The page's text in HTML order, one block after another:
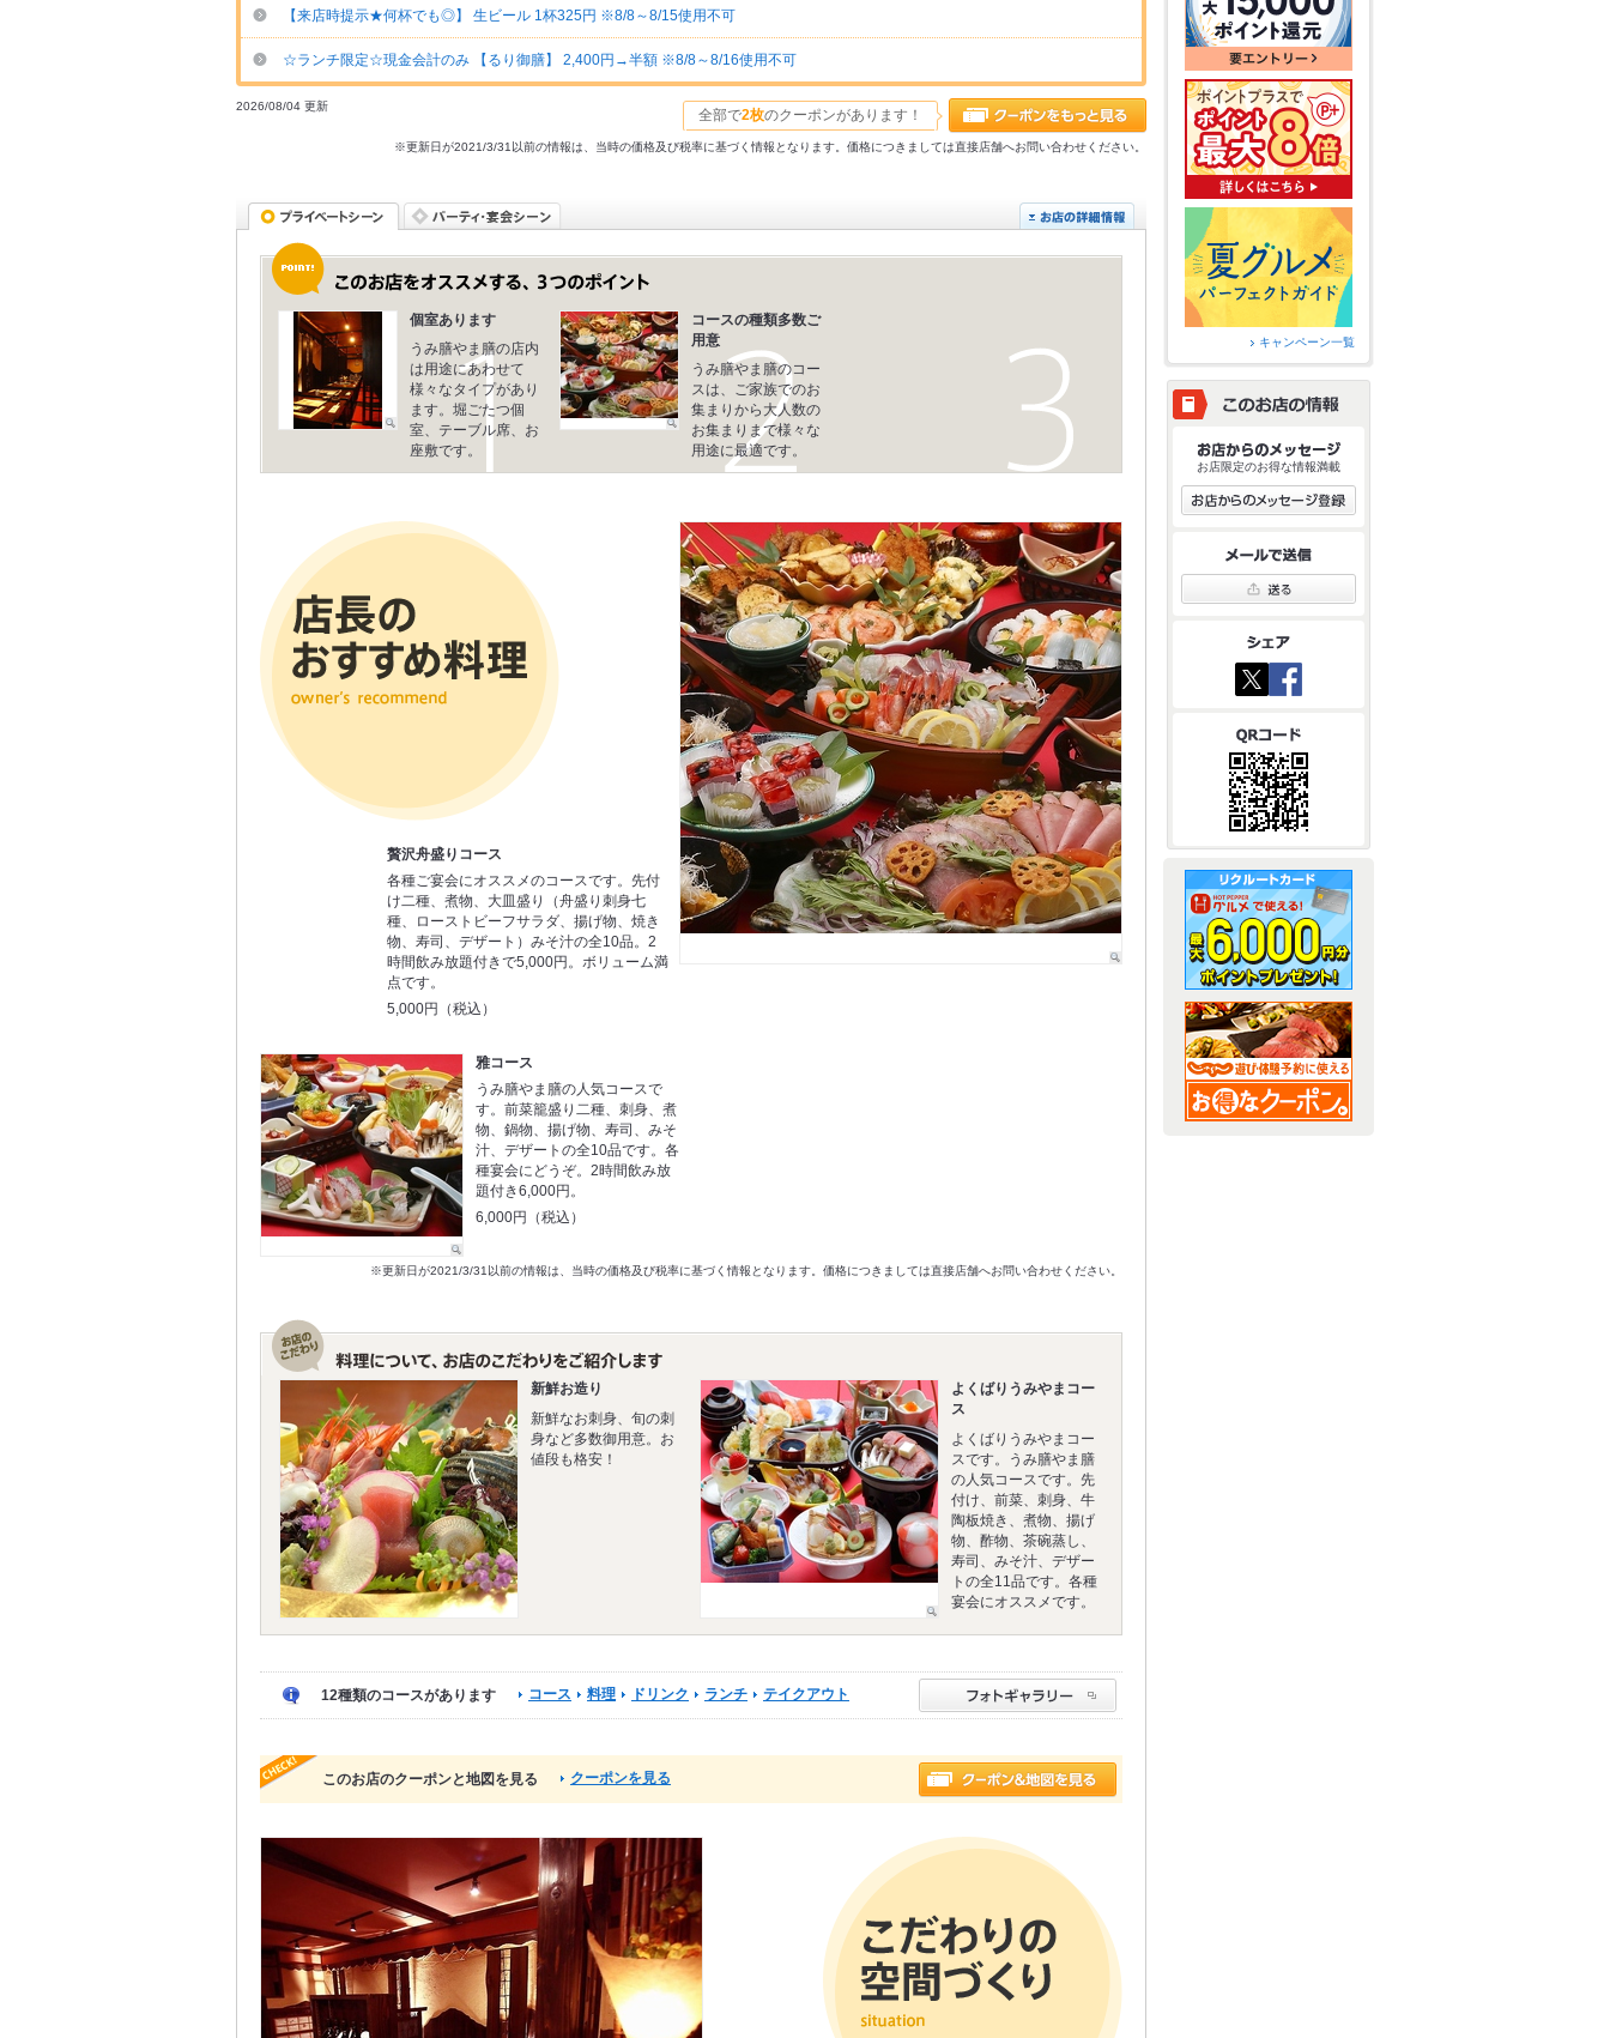
【来店時提示★何杯でも◎】 生ビール 1杯325円 ※8/8～8/15使用不可
☆ランチ限定☆現金会計のみ 【るり御膳】 2,400円→半額 ※8/8～8/16使用不可
全部で2枚のクーポンがあります！
2026/08/04 更新
※更新日が2021/3/31以前の情報は、当時の価格及び税率に基づく情報となります。価格につきましては直接店舗へお問い合わせください。
個室あります
うみ膳やま膳の店内
は用途にあわせて
様々なタイプがあり
ます。堀ごたつ個
室、テーブル席、お
座敷です。
コースの種類多数ご
用意
うみ膳やま膳のコー
スは、ご家族でのお
集まりから大人数の
お集まりまで様々な
用途に最適です。
贅沢舟盛りコース
各種ご宴会にオススメのコースです。先付
け二種、煮物、大皿盛り（舟盛り刺身七
種、ローストビーフサラダ、揚げ物、焼き
物、寿司、デザート）みそ汁の全10品。2
時間飲み放題付きで5,000円。ボリューム満
点です。
5,000円（税込）
雅コース
うみ膳やま膳の人気コースで
す。前菜籠盛り二種、刺身、煮
物、鍋物、揚げ物、寿司、みそ
汁、デザートの全10品です。各
種宴会にどうぞ。2時間飲み放
題付き6,000円。
6,000円（税込）
※更新日が2021/3/31以前の情報は、当時の価格及び税率に基づく情報となります。価格につきましては直接店舗へお問い合わせください。
新鮮お造り
新鮮なお刺身、旬の刺
身など多数御用意。お
値段も格安！
よくばりうみやまコー
ス
よくばりうみやまコー
スです。うみ膳やま膳
の人気コースです。先
付け、前菜、刺身、牛
陶板焼き、煮物、揚げ
物、酢物、茶碗蒸し、
寿司、みそ汁、デザー
トの全11品です。各種
宴会にオススメです。
12種類のコースがあります コース 料理 ドリンク ランチ テイクアウト
このお店のクーポンと地図を見る クーポンを見る
キャンペーン一覧
お店限定のお得な情報満載